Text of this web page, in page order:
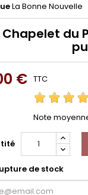
La Bonne Nouvelle
Chapelet du
€ TTC
Note
de stock